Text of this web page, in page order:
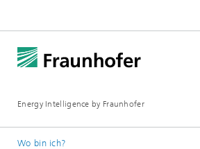
Energy Intelligence by Fraunhofer
Wo bin ich?